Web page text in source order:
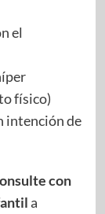
el
físico)
intención de
con
a